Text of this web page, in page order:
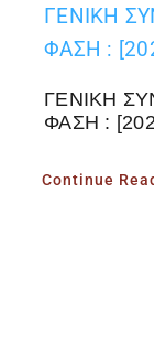
ΓΕΝΙΚΗ
ΦΑΣΗ :
ΓΕΝΙΚΗ
ΦΑΣΗ :
Continue